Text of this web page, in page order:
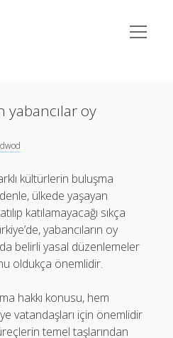
menüyü
aç
giriş yapmadan
yabancılar oy
kültürlerin buluşma
ülkede yaşayan
katılamayacağı sıkça
yabancıların oy
belirli yasal düzenlemeler
oldukça önemlidir.
hakkı konusu, hem
vatandaşları için önemlidir
temel taşlarından